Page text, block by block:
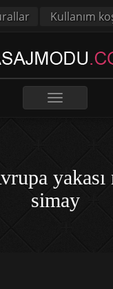
Kullanım
Toggle
yakası
simay